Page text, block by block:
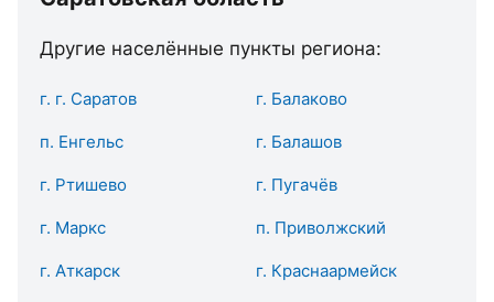
Другие населённые пункты региона:
г. г. Саратов г. Балаково
п. Енгельс г. Балашов
г. Ртишево г. Пугачёв
г. Маркс п. Приволжский
г. Аткарск г. Краснаармейск